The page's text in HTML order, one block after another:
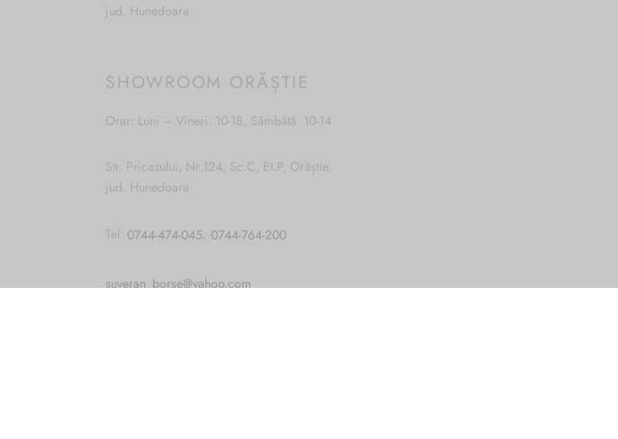
jud. Hunedoara
SHOWROOM ORĂȘTIE
Orar: Luni – Vineri: 10-18, Sâmbătă: 10-14
Str. Pricazului, Nr.124, Sc.C, Et.P, Orăștie,
jud. Hunedoara
Tel: 0744-474-045; 0744-764-200
suveran_borse@yahoo.com
Cum vă putem ajuta?